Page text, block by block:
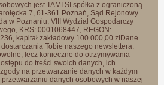
jest TAMI SI spółka z ograniczoną
7, 61-361 Poznań, Sąd Rejonowy
w Poznaniu, VIII Wydział Gospodarczy
KRS: 0001068447, REGON:
kapitał zakładowy 100 000,00 złDane
Tobie naszego newslettera.
lecz konieczne do otrzymywania
do treści swoich danych, ich
na przetwarzanie danych w każdym
danych osobowych w naszej